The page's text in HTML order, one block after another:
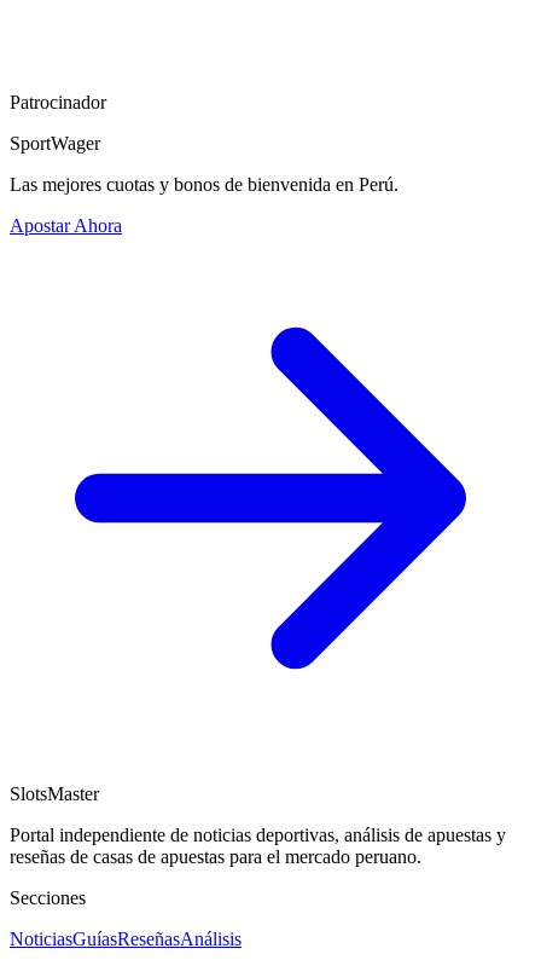
Patrocinador
SportWager
Las mejores cuotas y bonos de bienvenida en Perú.
Apostar Ahora
SlotsMaster
Portal independiente de noticias deportivas, análisis de apuestas y
reseñas de casas de apuestas para el mercado peruano.
Secciones
NoticiasGuíasReseñasAnálisis